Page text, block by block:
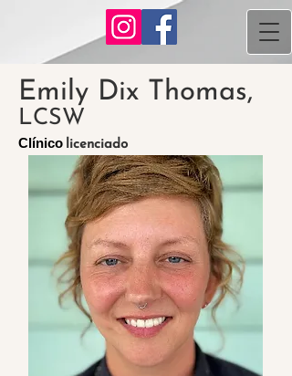
Emily Dix Thomas,
LCSW
Clínico licenciado